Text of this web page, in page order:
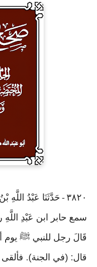
٣٨٢٠ - حَدَّثَنَا عَبْدُ
سمع حابر ابن عَبْدِ
قَالَ رجل للنبي ﷺ يوم
قال: (في الجنة).